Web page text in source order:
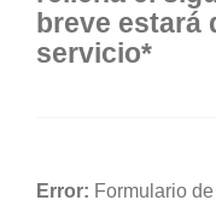
breve estará
servicio*
Error: Formulario